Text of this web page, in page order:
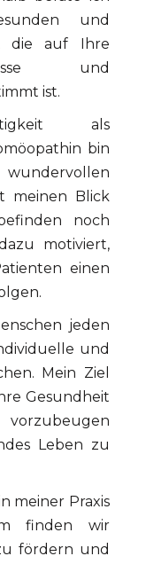
und
die auf Ihre
und
ist.
als
bin
meinen Blick
noch
motiviert,
einen
jeden
und
Mein Ziel
Gesundheit
vorzubeugen
Leben zu
meiner Praxis
finden wir
fördern und